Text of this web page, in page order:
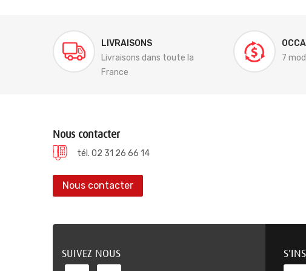
LIVRAISONS
Livraisons dans toute la
France
7
Nous contacter
tél. 02 31 26 66 14
Nous contacter
SUIVEZ NOUS